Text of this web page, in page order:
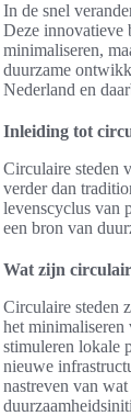
In de snel
Deze innovatieve
minimaliseren,
duurzame
Nederland en
Inleiding tot
Circulaire steden
verder dan
levenscyclus van
een bron van
Wat zijn
Circulaire steden
het minimaliseren
stimuleren lokale
nieuwe
nastreven van